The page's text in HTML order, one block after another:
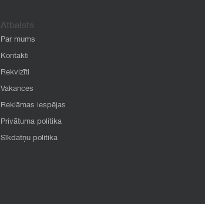
Atbalsts
Par mums
Kontakti
Rekvizīti
Vakances
Reklāmas iespējas
Privātuma politika
Sīkdatņu politika